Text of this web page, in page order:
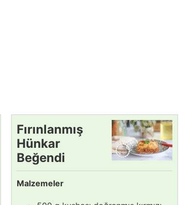
Fırınlanmış
Hünkar
Beğendi
Tarifi
Malzemeler